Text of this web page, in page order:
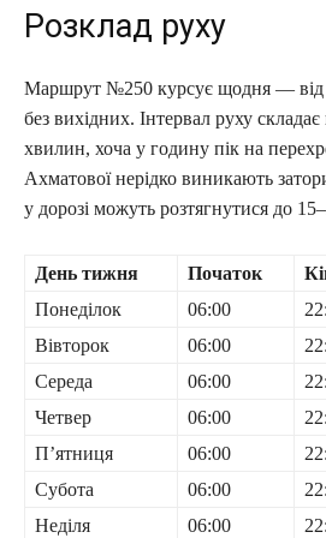
Розклад руху
Маршрут №250 курсує щодня — від
без вихідних. Інтервал руху
хвилин, хоча у годину пік на
Ахматової нерідко виникають
у дорозі можуть розтягнутися до
День тижня Початок
Понеділок
06:00
Вівторок
06:00
Середа
06:00
Четвер
06:00
П’ятниця
06:00
Субота
06:00
Неділя
06:00